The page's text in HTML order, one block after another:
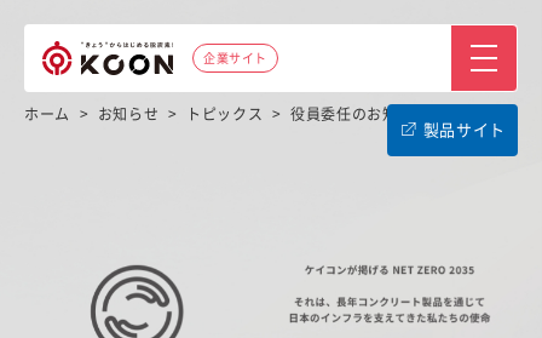
企業サイト
製品サイト
ホーム > お知らせ > トピックス > 役員委任のお知らせ